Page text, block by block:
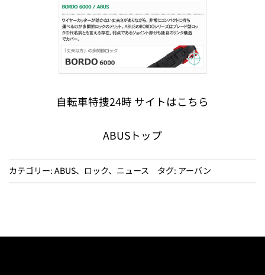
自転車特捜24時 サイトはこちら
ABUSトップ
カテゴリー: ABUS、 ロック、 ニュース タグ: アーバン